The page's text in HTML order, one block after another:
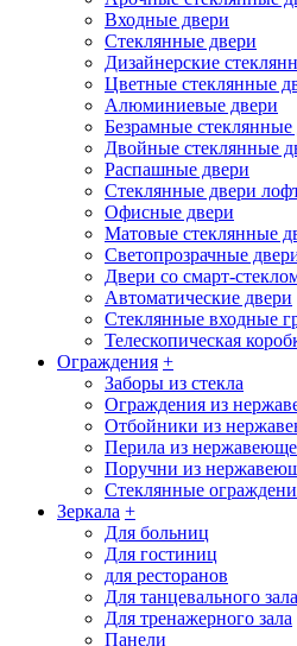
Входные двери
Стеклянные двери
Дизайнерские
Цветные стеклянные
Алюминиевые двери
Безрамные стеклянные
Двойные стеклянные
Распашные двери
Стеклянные двери
Офисные двери
Матовые стеклянные
Светопрозрачные
Двери со смарт-
Автоматические двери
Стеклянные входные
Телескопическая
Ограждения +
Заборы из стекла
Ограждения из
Отбойники из
Перила из
Поручни из
Стеклянные
Зеркала +
Для больниц
Для гостиниц
для ресторанов
Для танцевального зала
Для тренажерного зала
Панели